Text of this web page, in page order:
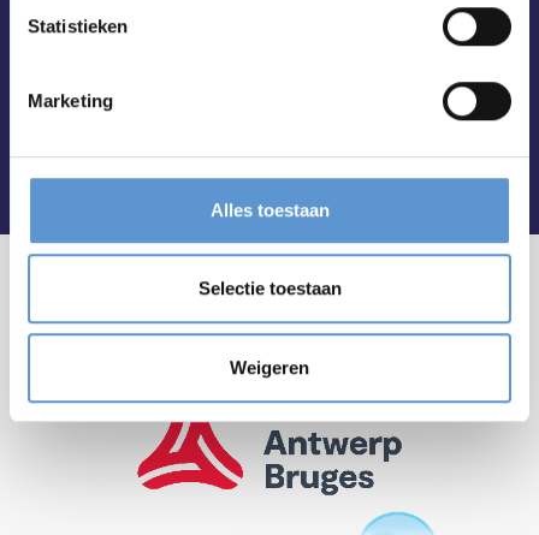
Statistieken
Marketing
Alles toestaan
Selectie toestaan
Weigeren